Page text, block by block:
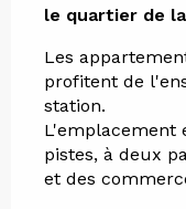
le quartier de
Les
profitent de
station.
L'emplacement
pistes, à deux
et des